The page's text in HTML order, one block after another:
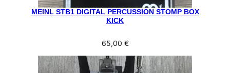
MEINL STB1 DIGITAL PERCUSSION STOMP BOX
KICK
65,00 €